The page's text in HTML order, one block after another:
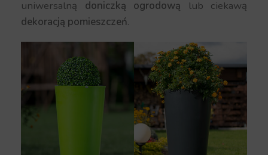
uniwersalną doniczką ogrodową lub ciekawą
dekoracją pomieszczeń.